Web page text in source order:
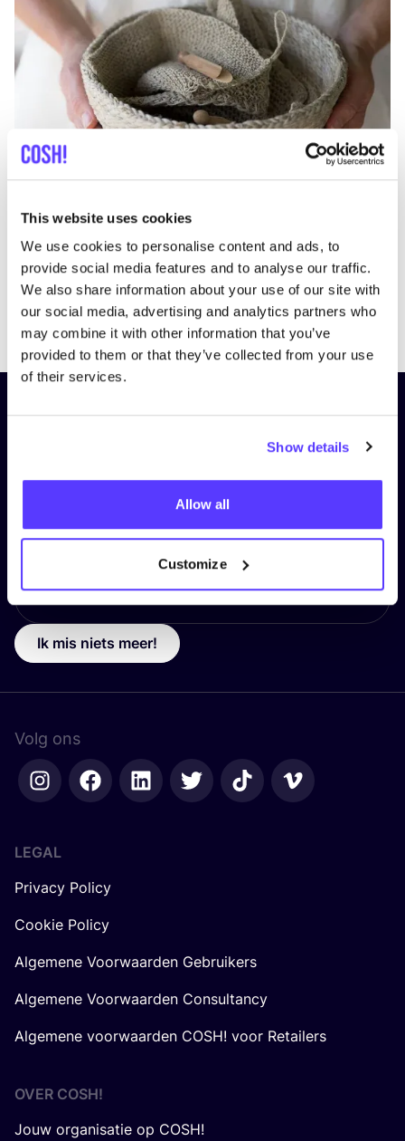
This website uses cookies
We use cookies to personalise content and ads, to
provide social media features and to analyse our traffic.
We also share information about your use of our site with
our social media, advertising and analytics partners who
may combine it with other information that you’ve
provided to them or that they’ve collected from your use
of their services.
Show details
Allow all
Customize
PreviousNext
Schrijf je in op onze nieuwsbrief
Voornaam*
Ik mis niets meer!
Volg ons
LEGAL
Privacy Policy
Cookie Policy
Algemene Voorwaarden Gebruikers
Algemene Voorwaarden Consultancy
Algemene voorwaarden COSH! voor Retailers
OVER COSH!
Jouw organisatie op COSH!